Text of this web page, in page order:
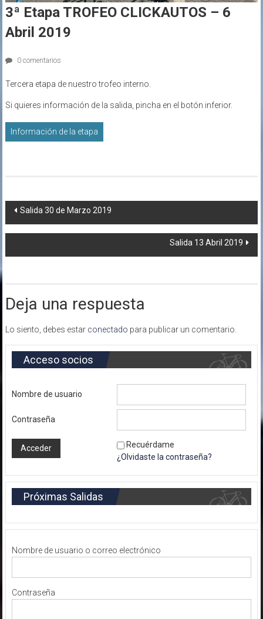
3ª Etapa TROFEO CLICKAUTOS – 6
Abril 2019
0 comentarios
Tercera etapa de nuestro trofeo interno.
Si quieres información de la salida, pincha en el botón inferior.
Información de la etapa
Navegación
de
entradas
Salida 30 de Marzo 2019
Salida 13 Abril 2019
Deja una respuesta
Lo siento, debes estar conectado para publicar un comentario.
Acceso socios
Nombre de usuario
Contraseña
Recuérdame
¿Olvidaste la contraseña?
Próximas Salidas
Nombre de usuario o correo electrónico
Contraseña